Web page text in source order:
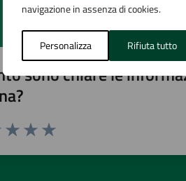
navigazione in assenza di cookies.
Personalizza Rifiuta tutto
sono chiare le